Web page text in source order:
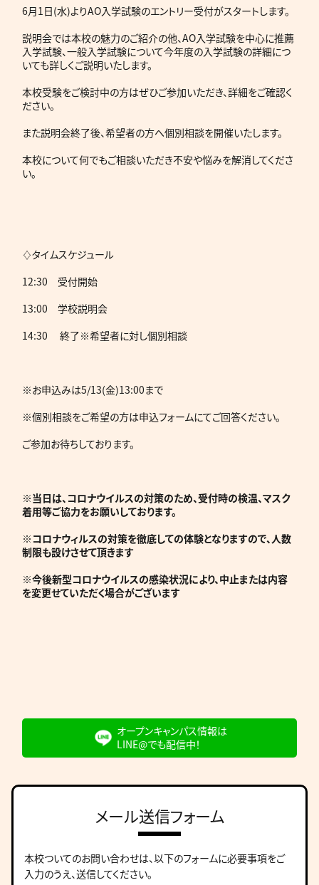
6月1日(水)よりAO入学試験のエントリー受付がスタートします。
説明会では本校の魅力のご紹介の他、AO入学試験を中心に推薦
入学試験、一般入学試験について今年度の入学試験の詳細につ
いても詳しくご説明いたします。
本校受験をご検討中の方はぜひご参加いただき、詳細をご確認く
ださい。
また説明会終了後、希望者の方へ個別相談を開催いたします。
本校について何でもご相談いただき不安や悩みを解消してくださ
い。
♢タイムスケジュール
12:30 受付開始
13:00 学校説明会
14:30 終了※希望者に対し個別相談
※お申込みは5/13(金)13:00まで
※個別相談をご希望の方は申込フォームにてご回答ください。
ご参加お待ちしております。
※当日は、コロナウイルスの対策のため、受付時の検温、マスク
着用等ご協力をお願いしております。
※コロナウィルスの対策を徹底しての体験となりますので、人数
制限も設けさせて頂きます
※今後新型コロナウイルスの感染状況により、中止または内容
を変更せていただく場合がございます
オープンキャンパス情報は
LINE@でも配信中！
メール送信フォーム
本校ついてのお問い合わせは、以下のフォームに必要事項をご
入力のうえ、送信してください。